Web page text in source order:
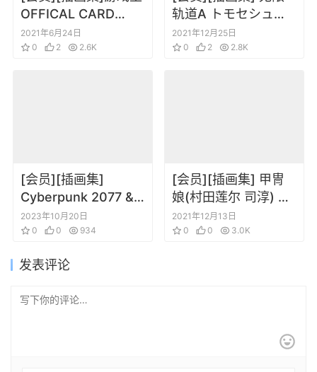
OFFICAL CARD
GAME 20th
ANNIVERSARY
2021年6月24日
0
2 2.6K
轨道A トモセシュン
サク画集
2021年12月25日
0
2 2.8K
[会员][插画集]
Cyberpunk 2077 &
Cyberpunk
Edgerunners × pixiv
COLLECTION
2023年10月20日
0
0 934
[会员][插画集] 甲冑
娘(村田莲尔 司淳) 青
の6号 Character
filegraphy azure
2021年12月13日
0
0 3.0K
发表评论